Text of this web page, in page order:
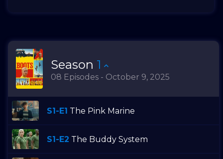
Season 1
08 Episodes - October 9, 2025
S1-E1 The Pink Marine
S1-E2 The Buddy System